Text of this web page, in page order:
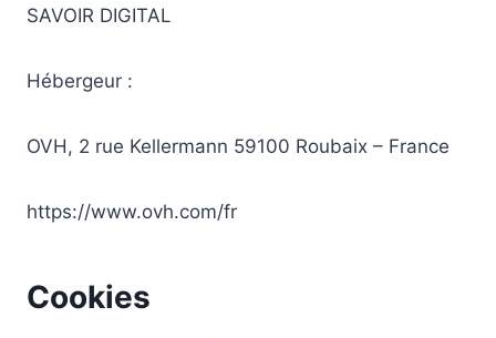
SAVOIR DIGITAL
Hébergeur :
OVH, 2 rue Kellermann 59100 Roubaix – France
https://www.ovh.com/fr
Cookies